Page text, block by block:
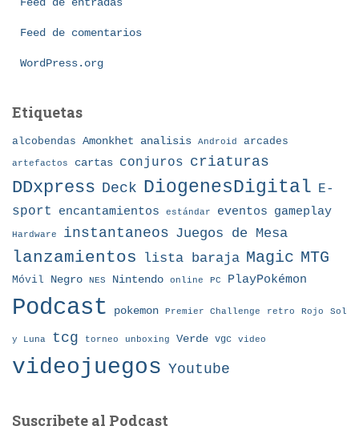
Feed de comentarios
WordPress.org
Etiquetas
alcobendas Amonkhet analisis Android arcades
artefactos cartas conjuros criaturas
DDxpress Deck DiogenesDigital E-
sport
encantamientos estándar eventos gameplay
Hardware instantaneos Juegos de Mesa
lanzamientos lista baraja Magic MTG
Móvil Negro NES Nintendo online PC PlayPokémon
Podcast pokemon Premier Challenge retro Rojo Sol
y Luna tcg torneo unboxing Verde vgc video
videojuegos Youtube
Suscribete al Podcast